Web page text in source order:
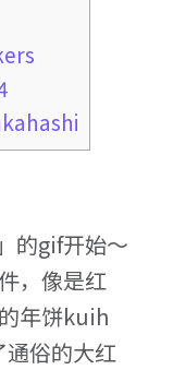
的gif开始～
，像是红
年饼kuih
俗的大红